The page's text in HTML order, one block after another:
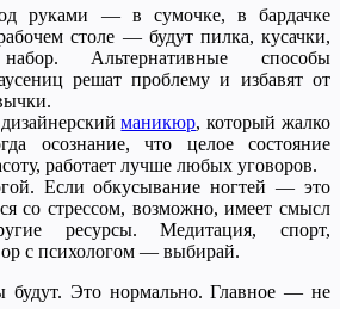
руками — в сумочке, в бардачке
столе — будут пилка, кусачки,
Альтернативные способы
решат проблему и избавят от
маникюр, который жалко
осознание, что целое состояние
работает лучше любых уговоров.
Если обкусывание ногтей — это
со стрессом, возможно, имеет смысл
ресурсы. Медитация, спорт,
с психологом — выбирай.
будут. Это нормально. Главное — не